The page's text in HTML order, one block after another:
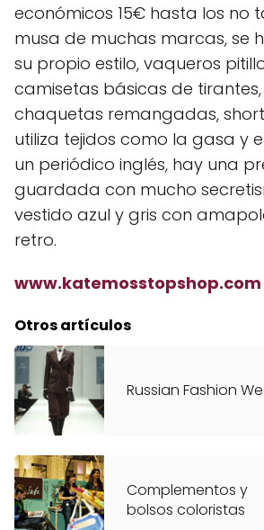
económicos 15€ hasta los no
musa de muchas marcas, se
su propio estilo, vaqueros
camisetas básicas de tirantes,
chaquetas remangadas,
utiliza tejidos como la gasa y
un periódico inglés, hay una
guardada con mucho
vestido azul y gris con
retro.
www.katemosstopshop.com
Otros artículos
Russian Fashion
Complementos y
bolsos coloristas